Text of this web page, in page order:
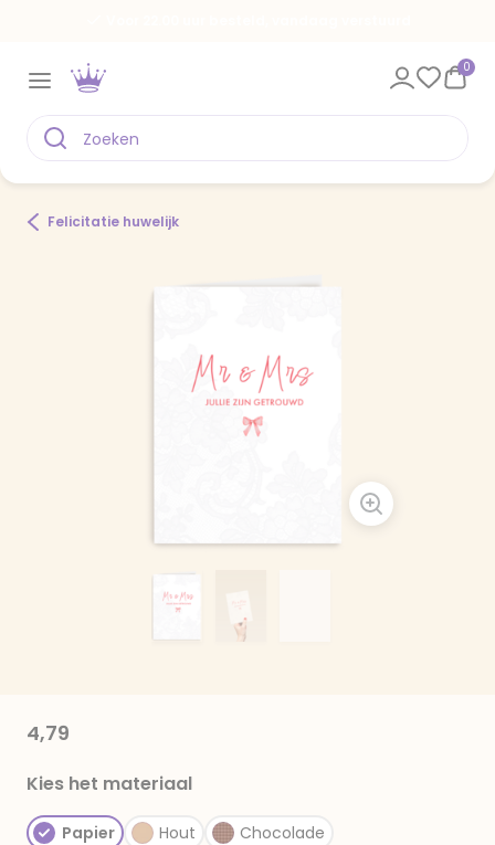
0
Felicitatie huwelijk
4,79
Kies het materiaal
Papier Hout Chocolade